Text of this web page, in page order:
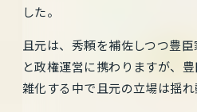
した。
且元は、秀頼を補佐しつつ豊
と政権運営に携わりますが、
雑化する中で且元の立場は揺れ